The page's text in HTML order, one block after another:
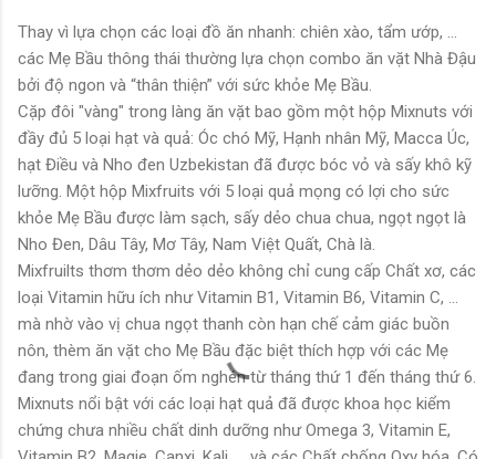
Thay vì lựa chọn các loại đồ ăn nhanh: chiên xào, tẩm ướp, ...
các Mẹ Bầu thông thái thường lựa chọn combo ăn vặt Nhà Đậu
bởi độ ngon và “thân thiện” với sức khỏe Mẹ Bầu.
Cặp đôi "vàng" trong làng ăn vặt bao gồm một hộp Mixnuts với
đầy đủ 5 loại hạt và quả: Óc chó Mỹ, Hạnh nhân Mỹ, Macca Úc,
hạt Điều và Nho đen Uzbekistan đã được bóc vỏ và sấy khô kỹ
lưỡng. Một hộp Mixfruits với 5 loại quả mọng có lợi cho sức
khỏe Mẹ Bầu được làm sạch, sấy dẻo chua chua, ngọt ngọt là
Nho Đen, Dâu Tây, Mơ Tây, Nam Việt Quất, Chà là.
Mixfruilts thơm thơm dẻo dẻo không chỉ cung cấp Chất xơ, các
loại Vitamin hữu ích như Vitamin B1, Vitamin B6, Vitamin C, ...
mà nhờ vào vị chua ngọt thanh còn hạn chế cảm giác buồn
nôn, thèm ăn vặt cho Mẹ Bầu đặc biệt thích hợp với các Mẹ
đang trong giai đoạn ốm nghén từ tháng thứ 1 đến tháng thứ 6.
Mixnuts nổi bật với các loại hạt quả đã được khoa học kiểm
chứng chưa nhiều chất dinh dưỡng như Omega 3, Vitamin E,